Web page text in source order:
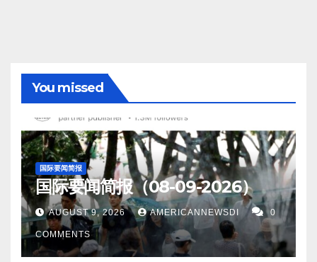
You missed
国际要闻简报
国际要闻简报（08-09-2026）
AUGUST 9, 2026 AMERICANNEWSDI 0
COMMENTS